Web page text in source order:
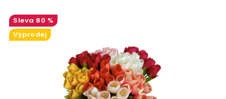
80 %
Výprodej